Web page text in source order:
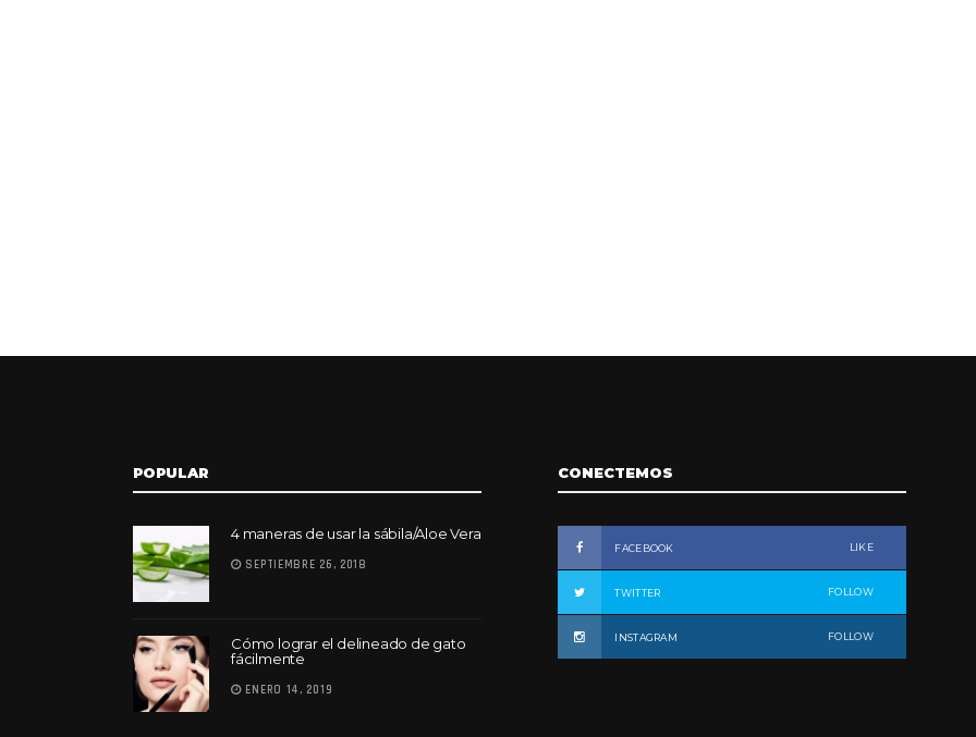
POPULAR
4 maneras de usar la sábila/Aloe Vera
SEPTIEMBRE 26, 2018
Cómo lograr el delineado de gato
fácilmente
ENERO 14, 2019
CONECTEMOS
FACEBOOK LIKE
TWITTER FOLLOW
INSTAGRAM FOLLOW